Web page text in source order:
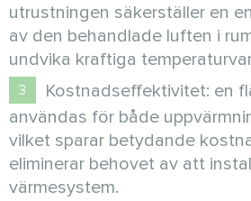
utrustningen säkerställer en
av den behandlade luften i
undvika kraftiga
Kostnadseffektivitet: en
användas för både
vilket sparar betydande
eliminerar behovet av att
värmesystem.